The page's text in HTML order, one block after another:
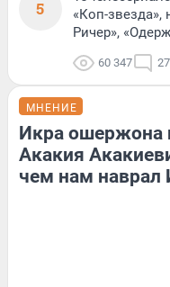
5
«Коп-
Ричер»,
60 347 27
МНЕНИЕ
Икра ошержона
Акакия
чем нам наврал